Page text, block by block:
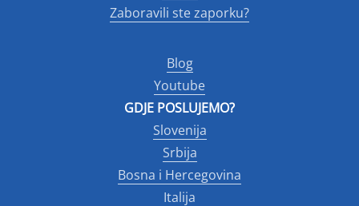
Zaboravili ste zaporku?
Blog
Youtube
GDJE POSLUJEMO?
Slovenija
Srbija
Bosna i Hercegovina
Italija